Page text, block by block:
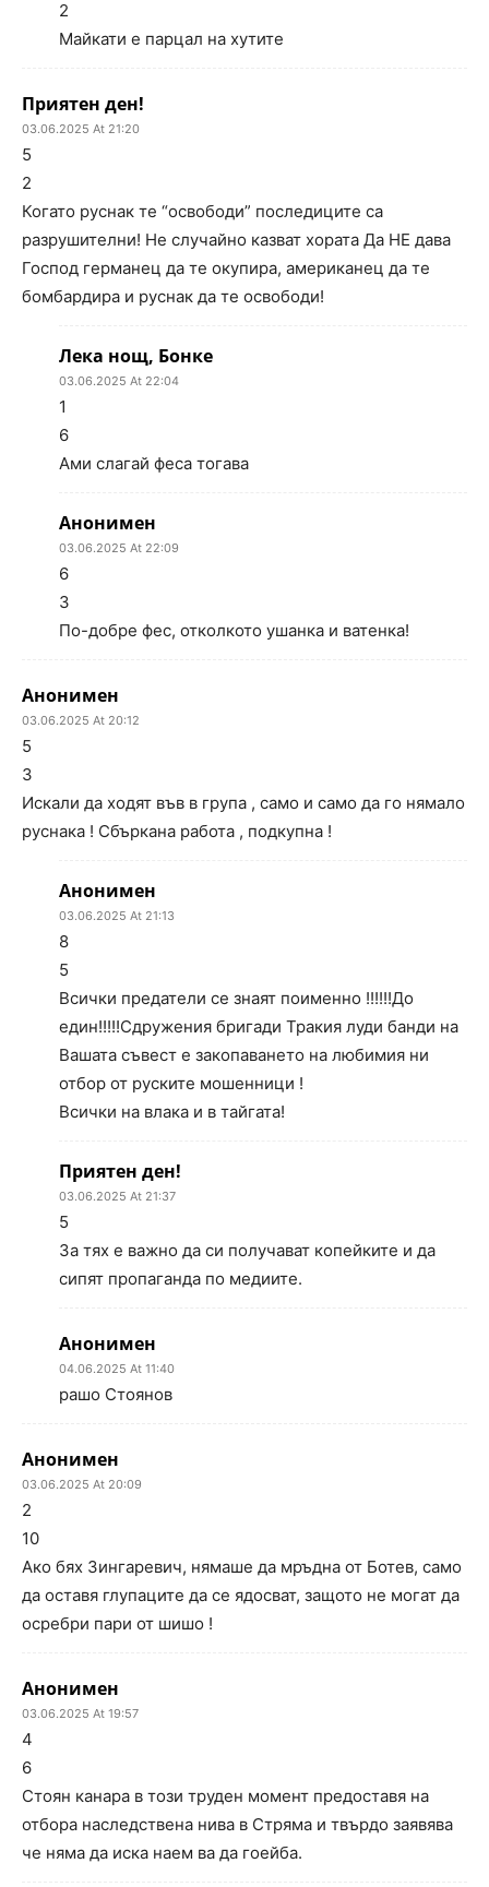
2
Майкати е парцал на хутите
Приятен ден!
03.06.2025 At 21:20
5
2
Когато руснак те “освободи” последиците са
разрушителни! Не случайно казват хората Да НЕ дава
Господ германец да те окупира, американец да те
бомбардира и руснак да те освободи!
Лека нощ, Бонке
03.06.2025 At 22:04
1
6
Ами слагай феса тогава
Анонимен
03.06.2025 At 22:09
6
3
По-добре фес, отколкото ушанка и ватенка!
Анонимен
03.06.2025 At 20:12
5
3
Искали да ходят във в група , само и само да го нямало
руснака ! Сбъркана работа , подкупна !
Анонимен
03.06.2025 At 21:13
8
5
Всички предатели се знаят поименно !!!!!!До
един!!!!!Сдружения бригади Тракия луди банди на
Вашата съвест е закопаването на любимия ни
отбор от руските мошенници !
Всички на влака и в тайгата!
Приятен ден!
03.06.2025 At 21:37
5
За тях е важно да си получават копейките и да
сипят пропаганда по медиите.
Анонимен
04.06.2025 At 11:40
рашо Стоянов
Анонимен
03.06.2025 At 20:09
2
10
Ако бях Зингаревич, нямаше да мръдна от Ботев, само
да оставя глупаците да се ядосват, защото не могат да
осребри пари от шишo !
Анонимен
03.06.2025 At 19:57
4
6
Стоян канара в този труден момент предоставя на
отбора наследствена нива в Стряма и твърдо заявява
че няма да иска наем ва да гоейба.